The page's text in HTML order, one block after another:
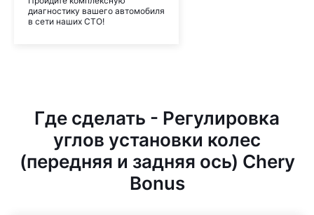
диагностику вашего автомобиля
в сети наших СТО!
Где сделать - Регулировка
углов установки колес
(передняя и задняя ось) Chery
Bonus